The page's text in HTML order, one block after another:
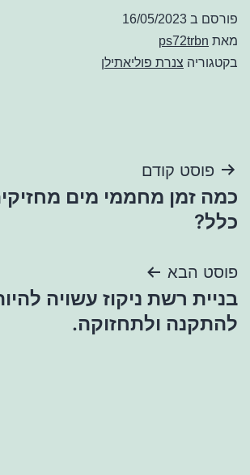
פורסם ב 16/05/2023
מאת ps72trbn
בקטגוריה צנרת פוליאתילן
ניווט
פוסט קודם
כמה זמן מחממי מים
כלל?
פוסט הבא
בניית רשת ניקוז עשויה
להתקנה ולתחזוקה.